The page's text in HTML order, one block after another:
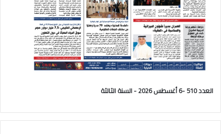
العدد 510 -6 أغسطس 2026 - السنة الثالثة